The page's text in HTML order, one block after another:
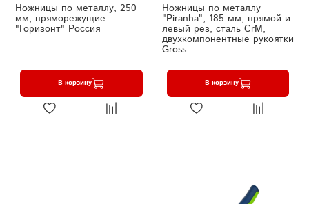
Ножницы по металлу, 250
мм, пряморежущие
"Горизонт" Россия
В корзину
Ножницы по металлу
"Piranha", 185 мм, прямой и
левый рез, сталь СrM,
двухкомпонентные рукоятки
Gross
В корзину